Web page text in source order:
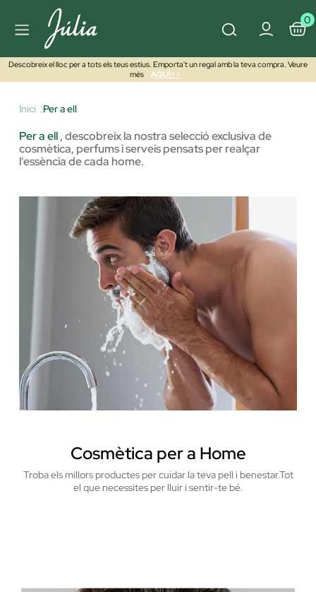
0
Descobreix el lloc per a tots els teus estius. Emporta't un regal amb la teva compra. Veure
més
AQUÍ>>
Inici Per a ell
Per a ell,descobreix la nostra selecció exclusiva de
cosmètica, perfums i serveis pensats per realçar
l'essència de cada home.
Cosmètica per a Home
Troba els millors productes per cuidar la teva pell i benestar.Tot
el que necessites per lluir i sentir-te bé.